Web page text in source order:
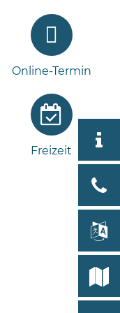
Online-Termin
Freizeit
Bleeck
19